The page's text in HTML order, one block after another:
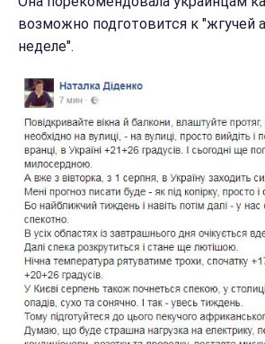
возможно подготовится к "жгучей
неделе".